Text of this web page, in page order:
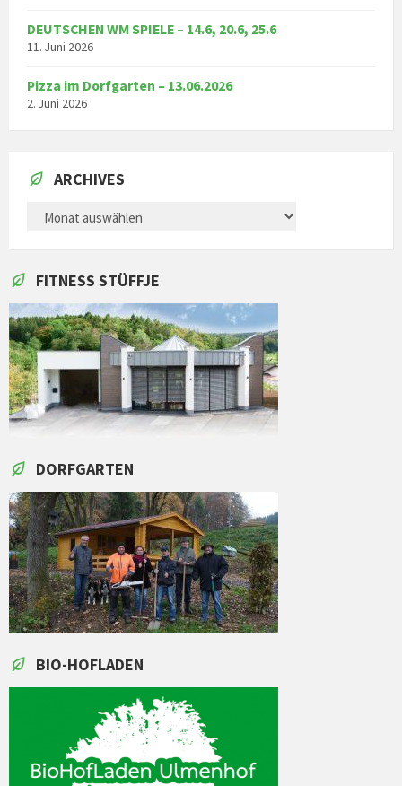
DEUTSCHEN WM SPIELE – 14.6, 20.6, 25.6
11. Juni 2026
Pizza im Dorfgarten – 13.06.2026
2. Juni 2026
ARCHIVES
ARCHIVES
FITNESS STÜFFJE
DORFGARTEN
BIO-HOFLADEN